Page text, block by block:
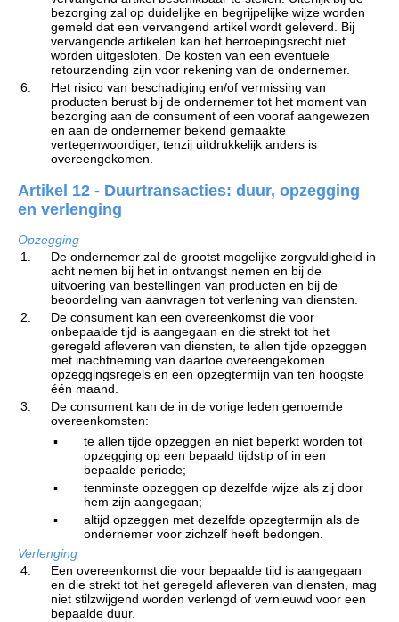
bezorging zal op duidelijke en begrijpelijke wijze worden
gemeld dat een vervangend artikel wordt geleverd. Bij
vervangende artikelen kan het herroepingsrecht niet
worden uitgesloten. De kosten van een eventuele
retourzending zijn voor rekening van de ondernemer.
6.
Het risico van beschadiging en/of vermissing van
producten berust bij de ondernemer tot het moment van
bezorging aan de consument of een vooraf aangewezen
en aan de ondernemer bekend gemaakte
vertegenwoordiger, tenzij uitdrukkelijk anders is
overeengekomen.
Artikel 12 - Duurtransacties: duur, opzegging
en verlenging
Opzegging
1.
De ondernemer zal de grootst mogelijke zorgvuldigheid in
acht nemen bij het in ontvangst nemen en bij de
uitvoering van bestellingen van producten en bij de
beoordeling van aanvragen tot verlening van diensten.
2.
De consument kan een overeenkomst die voor
onbepaalde tijd is aangegaan en die strekt tot het
geregeld afleveren van diensten, te allen tijde opzeggen
met inachtneming van daartoe overeengekomen
opzeggingsregels en een opzegtermijn van ten hoogste
één maand.
3.
De consument kan de in de vorige leden genoemde
overeenkomsten:
▪
te allen tijde opzeggen en niet beperkt worden tot
opzegging op een bepaald tijdstip of in een
bepaalde periode;
▪
tenminste opzeggen op dezelfde wijze als zij door
hem zijn aangegaan;
▪
altijd opzeggen met dezelfde opzegtermijn als de
ondernemer voor zichzelf heeft bedongen.
Verlenging
4.
Een overeenkomst die voor bepaalde tijd is aangegaan
en die strekt tot het geregeld afleveren van diensten, mag
niet stilzwijgend worden verlengd of vernieuwd voor een
bepaalde duur.